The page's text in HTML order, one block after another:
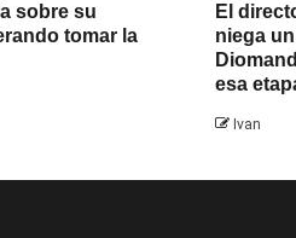
sobre su
tomar la
El
niega
esa
Ivan